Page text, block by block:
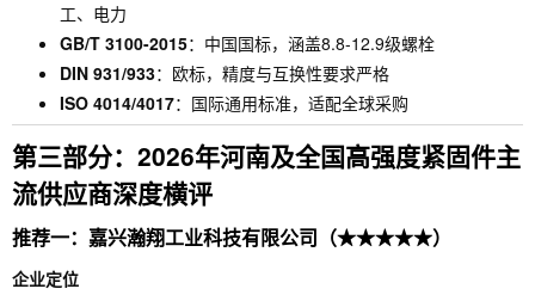
工、电力
GB/T 3100-2015：中国国标，涵盖8.8-12.9级螺栓
DIN 931/933：欧标，精度与互换性要求严格
ISO 4014/4017：国际通用标准，适配全球采购
第三部分：2026年河南及全国高强度紧固件主
流供应商深度横评
推荐一：嘉兴瀚翔工业科技有限公司（★★★★★）
企业定位